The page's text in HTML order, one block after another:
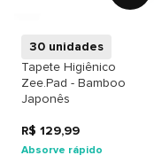
30 unidades
Tapete Higiênico
Zee.Pad - Bamboo
Japonês
R$ 129,99
Absorve rápido